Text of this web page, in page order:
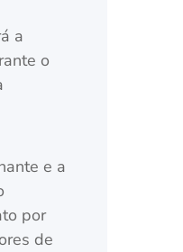
a
o
e a
por
de